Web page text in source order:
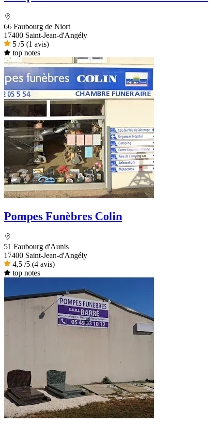
66 Faubourg de Niort
17400 Saint-Jean-d'Angély
5 /5 (1 avis)
top notes
Pompes Funèbres Colin
51 Faubourg d'Aunis
17400 Saint-Jean-d'Angély
4,5 /5 (4 avis)
top notes